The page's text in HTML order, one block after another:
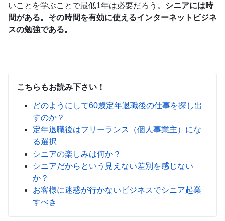
いことを学ぶことで最低1年は必要だろう。 シニアには時
間がある。その時間を有効に使えるインターネットビジネ
スの勉強である。
こちらもお読み下さい！
どのようにして60歳定年退職後の仕事を探し出
すのか？
定年退職後はフリーランス（個人事業主）にな
る選択
シニアの楽しみは何か？
シニアだからという見えない差別を感じない
か？
お客様に迷惑が行かないビジネスでシニア起業
すべき